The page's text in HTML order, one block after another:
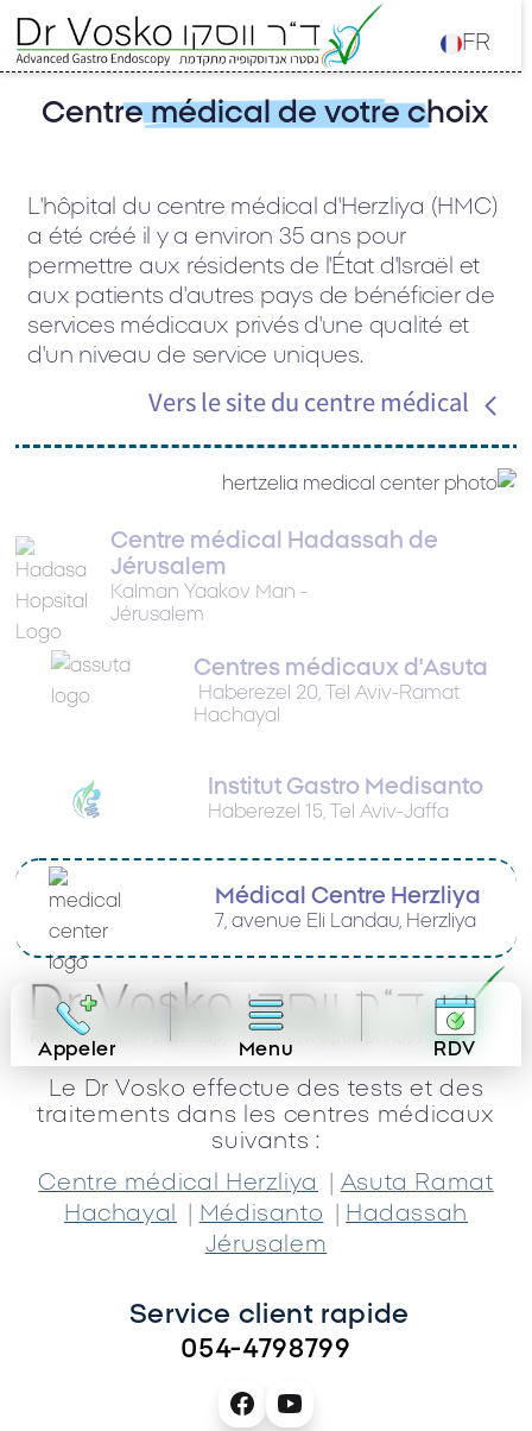
FR
Centre médical de votre choix
Centre médical Hadassah de
Jérusalem
Kalman Yaakov Man -
Jérusalem
Centres médicaux d'Asuta
Haberezel 20, Tel Aviv-Ramat
Hachayal
Institut Gastro Medisanto
Haberezel 15, Tel Aviv-Jaffa
Médical Centre Herzliya
7, avenue Eli Landau, Herzliya
L'hôpital du centre médical d'Herzliya (HMC)
a été créé il y a environ 35 ans pour
permettre aux résidents de l'État d'Israël et
aux patients d'autres pays de bénéficier de
services médicaux privés d'une qualité et
d'un niveau de service uniques.
Vers le site du centre médical
Appeler Menu RDV
Le Dr Vosko effectue des tests et des
traitements dans les centres médicaux
suivants :
Centre médical Herzliya
| Asuta Ramat
Hachayal
| Médisanto | Hadassah
Jérusalem
Service client rapide
054-4798799